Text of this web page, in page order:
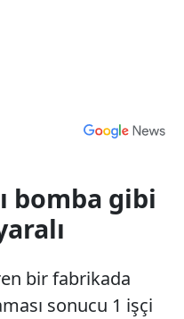
bomba gibi
bir fabrikada
sonucu 1 işçi